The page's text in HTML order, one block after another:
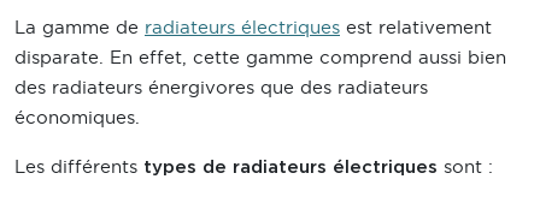
La gamme de radiateurs électriques est relativement
disparate. En effet, cette gamme comprend aussi bien
des radiateurs énergivores que des radiateurs
économiques.
Les différents types de radiateurs électriques sont :